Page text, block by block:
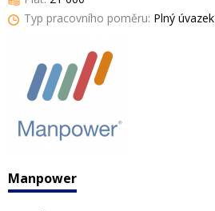
Typ pracovního poměru: Plný úvazek
Manpower